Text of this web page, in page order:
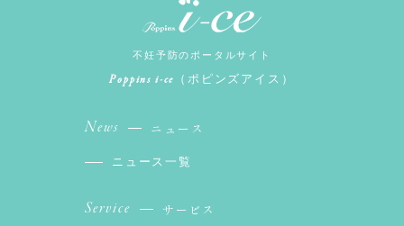
不妊予防のポータルサイト
Poppins i-ce （ポピンズアイス）
News ニュース
ニュース一覧
Service サービス